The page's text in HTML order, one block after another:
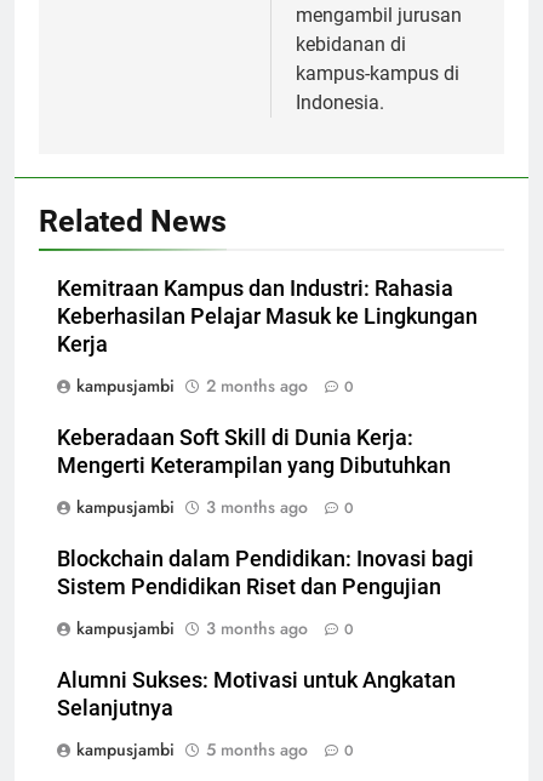
mengambil jurusan
kebidanan di
kampus-kampus di
Indonesia.
Related News
Kemitraan Kampus dan Industri: Rahasia
Keberhasilan Pelajar Masuk ke Lingkungan
Kerja
kampusjambi
2 months ago 0
Keberadaan Soft Skill di Dunia Kerja:
Mengerti Keterampilan yang Dibutuhkan
kampusjambi
3 months ago 0
Blockchain dalam Pendidikan: Inovasi bagi
Sistem Pendidikan Riset dan Pengujian
kampusjambi
3 months ago 0
Alumni Sukses: Motivasi untuk Angkatan
Selanjutnya
kampusjambi
5 months ago 0